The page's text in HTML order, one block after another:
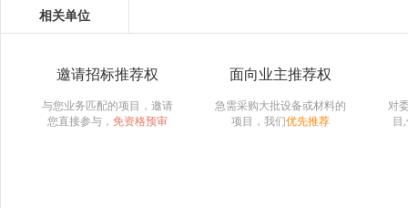
相关单位
邀请招标推荐权
与您业务匹配的项目，邀请
您直接参与， 免资格预审
面向业主推荐权
急需采购大批设备或材料的
项目，我们优先推荐
对
目